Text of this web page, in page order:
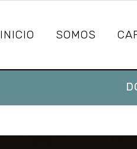
INICIO SOMOS